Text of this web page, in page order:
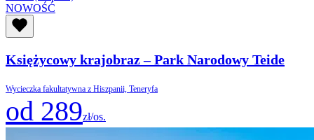
NOWOŚĆ
Księżycowy krajobraz – Park Narodowy Teide
Wycieczka fakultatywna z Hiszpanii, Teneryfa
od 289zł/os.